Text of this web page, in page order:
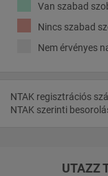
Van szabad
Nincs szabad
Nem érvényes
NTAK regisztrációs
NTAK szerinti
UTAZZ